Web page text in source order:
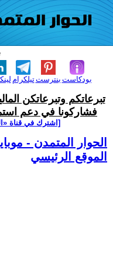
تيلكرامبنترست بودكاست
تبرعاتكم وتبرعاتكن
فشاركونا في دعم
[اشترك في قناة
الحوار المتمدن -
الموقع الرئيسي